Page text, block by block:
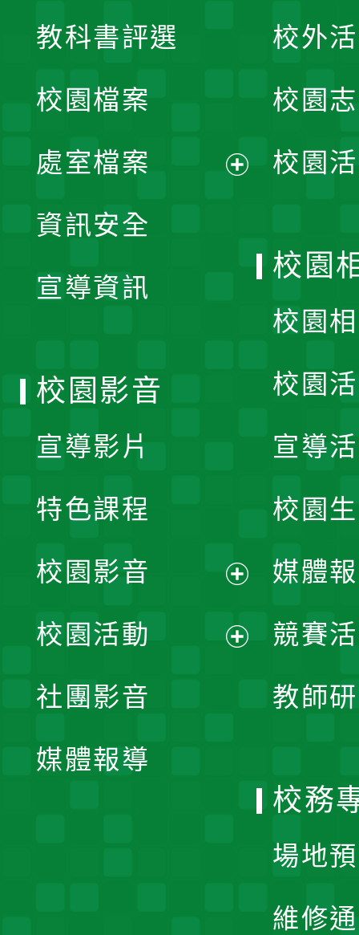
單
教科書評選
校園檔案
處室檔案
資訊安全
宣導資訊
校外
校園
校園
校園
校園
校園
宣導
校園
媒體
競賽
教師
校園影音
宣導影片
特色課程
校園影音
開
校園活動
社團影音
媒體報導
校務
場地
維修